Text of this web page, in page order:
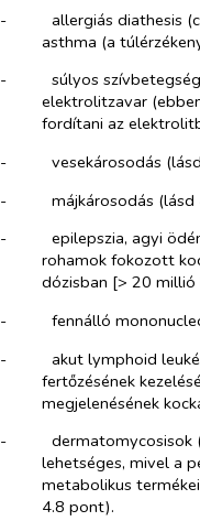
-​
allergiás diathesis
asthma (a
-​
súlyos
elektrolitzavar
fordítani az
-​
vesekárosodás
-​
májkárosodás
-​
epilepszia, agyi
rohamok fokozott
dózisban [> 20 millió
-​
fennálló
-​
akut lymphoid
fertőzésének
megjelenésének
-​
dermatomycosisok
lehetséges, mivel a
metabolikus
4.8 pont).